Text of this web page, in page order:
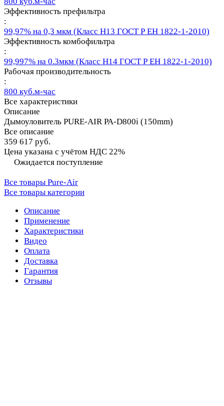
Эффективность префильтра
:
99,97% на 0,3 мкм (Класс Н13 ГОСТ Р ЕН 1822-1-2010)
Эффективность комбофильтра
:
99,997% на 0.3мкм (Класс Н14 ГОСТ Р ЕН 1822-1-2010)
Рабочая производительность
:
800 куб.м-час
Все характеристики
Описание
Дымоуловитель PURE-AIR PA-D800i (150mm)
Все описание
359 617 руб.
Цена указана с учётом НДС 22%
Ожидается поступление
Все товары Pure-Air
Все товары категории
Описание
Применение
Характеристики
Видео
Оплата
Доставка
Гарантия
Отзывы